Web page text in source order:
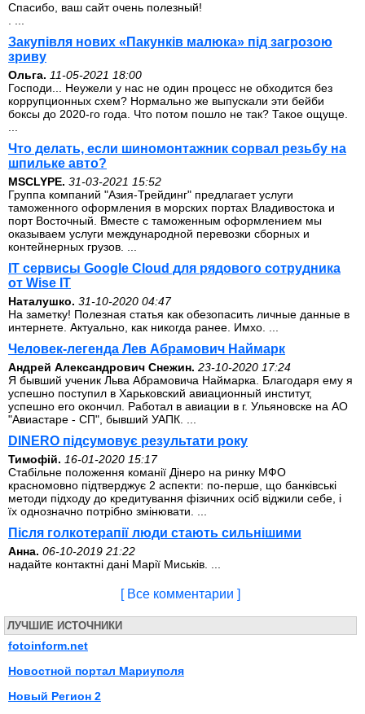
Спасибо, ваш сайт очень полезный!
Закупівля нових «Пакунків малюка» під загрозою
зриву
Ольга. 11-05-2021 18:00
Господи... Неужели у нас не один процесс не обходится без
коррупционных схем? Нормально же выпускали эти бейби
боксы до 2020-го года. Что потом пошло не так? Такое ощуще.
Что делать, если шиномонтажник сорвал резьбу на
шпильке авто?
MSCLYPE. 31-03-2021 15:52
Группа компаний "Азия-Трейдинг" предлагает услуги
таможенного оформления в морских портах Владивостока и
порт Восточный. Вместе с таможенным оформлением мы
оказываем услуги международной перевозки сборных и
контейнерных грузов. ...
IT сервисы Google Cloud для рядового сотрудника
от Wise IT
Наталушко. 31-10-2020 04:47
На заметку! Полезная статья как обезопасить личные данные в
интернете. Актуально, как никогда ранее. Имхо. ...
Человек-легенда Лев Абрамович Наймарк
Андрей Александрович Снежин. 23-10-2020 17:24
Я бывший ученик Льва Абрамовича Наймарка. Благодаря ему я
успешно поступил в Харьковский авиационный институт,
успешно его окончил. Работал в авиации в г. Ульяновске на АО
"Авиастаре - СП", бывший УАПК. ...
DINERO підсумовує результати року
Тимофій. 16-01-2020 15:17
Стабільне положення команії Дінеро на ринку МФО
красномовно підтверджує 2 аспекти: по-перше, що банківські
методи підходу до кредитування фізичних осіб віджили себе, і
їх однозначно потрібно змінювати. ...
Після голкотерапії люди стають сильнішими
Анна. 06-10-2019 21:22
надайте контактні дані Марії Миськів. ...
[ Все комментарии ]
ЛУЧШИЕ ИСТОЧНИКИ
fotoinform.net
Новостной портал Мариуполя
Новый Регион 2